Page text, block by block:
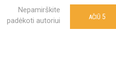
Nepamirškite
padėkoti autoriui
AČIŪ 5